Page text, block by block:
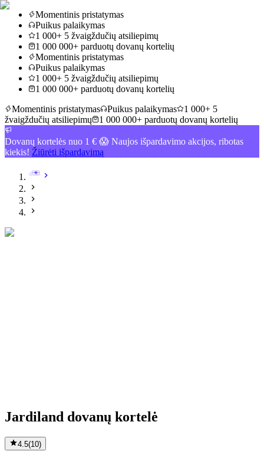
Momentinis pristatymas
Puikus palaikymas
1 000+ 5 žvaigždučių atsiliepimų
1 000 000+ parduotų dovanų kortelių
Momentinis pristatymas
Puikus palaikymas
1 000+ 5 žvaigždučių atsiliepimų
1 000 000+ parduotų dovanų kortelių
Momentinis pristatymas
Puikus palaikymas
1 000+ 5
žvaigždučių atsiliepimų
1 000 000+ parduotų dovanų kortelių
Dovanų kortelės nuo 1 € 😱 Naujos išpardavimo akcijos, ribotas
kiekis! Žiūrėti išpardavimą
Jardiland dovanų kortelė
4.5(10)